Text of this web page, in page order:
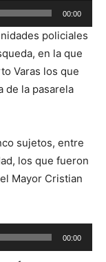
00:00
policiales
en la que
Varas los que
de la pasarela
sujetos, entre
los que fueron
Mayor Cristian
00:00